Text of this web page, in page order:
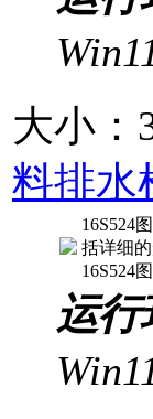
大小：
料排水
16S524
括详细
16S524
运行